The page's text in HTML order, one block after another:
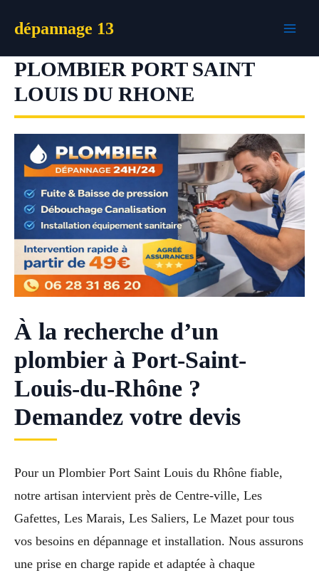
dépannage 13
PLOMBIER PORT SAINT
LOUIS DU RHONE
À la recherche d’un
plombier à Port-Saint-
Louis-du-Rhône ?
Demandez votre devis
Pour un Plombier Port Saint Louis du Rhône fiable,
notre artisan intervient près de Centre-ville, Les
Gafettes, Les Marais, Les Saliers, Le Mazet pour tous
vos besoins en dépannage et installation. Nous assurons
une prise en charge rapide et adaptée à chaque